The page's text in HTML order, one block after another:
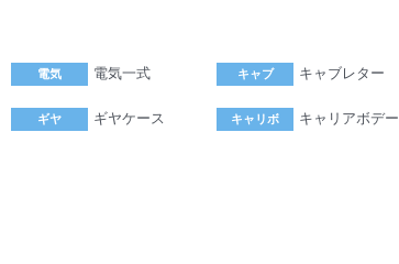
電気 電気一式 キャブ キャブレター
ギヤ ギヤケース キャリボ キャリアボデー